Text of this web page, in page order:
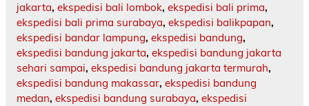
jakarta, ekspedisi bali lombok, ekspedisi bali prima,
ekspedisi bali prima surabaya, ekspedisi balikpapan,
ekspedisi bandar lampung, ekspedisi bandung,
ekspedisi bandung jakarta, ekspedisi bandung jakarta
sehari sampai, ekspedisi bandung jakarta termurah,
ekspedisi bandung makassar, ekspedisi bandung
medan, ekspedisi bandung surabaya, ekspedisi